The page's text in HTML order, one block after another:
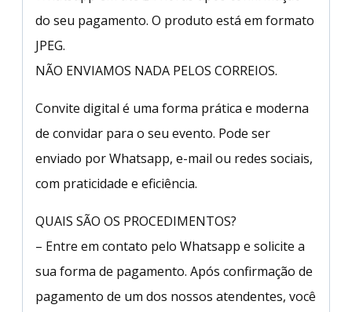
do seu pagamento. O produto está em formato
JPEG.
NÃO ENVIAMOS NADA PELOS CORREIOS.
Convite digital é uma forma prática e moderna
de convidar para o seu evento. Pode ser
enviado por Whatsapp, e-mail ou redes sociais,
com praticidade e eficiência.
QUAIS SÃO OS PROCEDIMENTOS?
– Entre em contato pelo Whatsapp e solicite a
sua forma de pagamento. Após confirmação de
pagamento de um dos nossos atendentes, você